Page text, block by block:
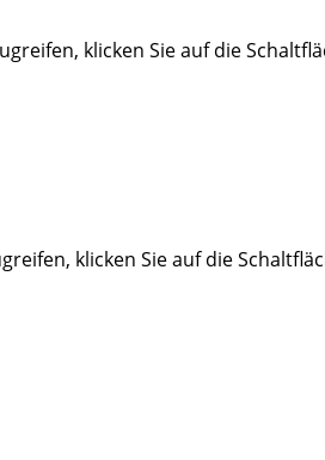
klicken Sie auf die
klicken Sie auf die